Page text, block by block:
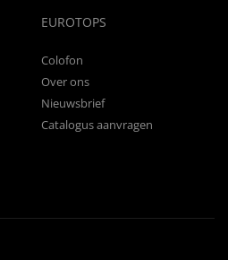
EUROTOPS
Colofon
Over ons
Nieuwsbrief
Catalogus aanvragen